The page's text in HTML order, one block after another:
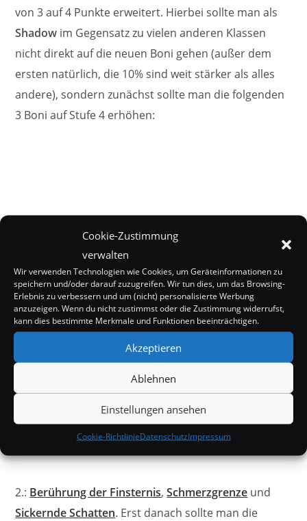
Cookie-Zustimmung
verwalten
Wir verwenden Technologien wie Cookies, um Geräteinformationen zu
speichern und/oder darauf zuzugreifen. Wir tun dies, um das Browsing-
Erlebnis zu verbessern und um (nicht) personalisierte Werbung
anzuzeigen. Wenn du nicht zustimmst oder die Zustimmung widerrufst,
kann dies bestimmte Merkmale und Funktionen beeinträchtigen.
Akzeptieren
Ablehnen
Einstellungen ansehen
Cookie-RichtlinieDatenschutzImpressum
von 3 auf 4 Punkte erweitert. Hierbei sollte man als
Shadow im Gegensatz zu vielen anderen Klassen
nicht direkt auf die neuen Boni gehen (außer dem
ersten natürlich, die 10% sind weit stärker als alles
andere), sondern zunächst sollte man die folgenden
3 Boni auf Stufe 4 erhöhen:
2.: Berührung der Finsternis,Schmerzgrenze und
Sickernde Schatten. Erst danach sollte man die